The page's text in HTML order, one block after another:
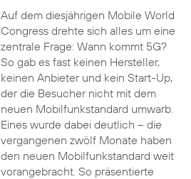
Auf dem diesjährigen Mobile World
Congress drehte sich alles um eine
zentrale Frage: Wann kommt 5G?
So gab es fast keinen Hersteller,
keinen Anbieter und kein Start-Up,
der die Besucher nicht mit dem
neuen Mobilfunkstandard umwarb.
Eines wurde dabei deutlich – die
vergangenen zwölf Monate haben
den neuen Mobilfunkstandard weit
vorangebracht. So präsentierte